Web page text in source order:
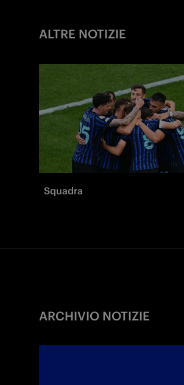
ALTRE NOTIZIE
Squadra
ARCHIVIO NOTIZIE